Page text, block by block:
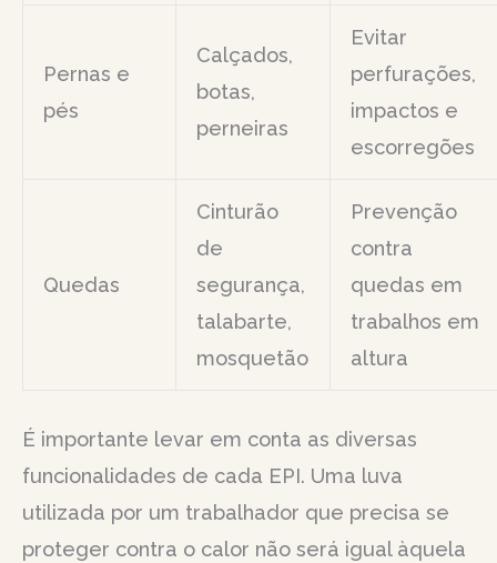
Pernas e
pés
Calçados,
botas,
perneiras
Evitar
perfurações,
impactos e
escorregões
Quedas
Cinturão
de
segurança,
talabarte,
mosquetão
Prevenção
contra
quedas em
trabalhos em
altura
É importante levar em conta as diversas
funcionalidades de cada EPI. Uma luva
utilizada por um trabalhador que precisa se
proteger contra o calor não será igual àquela